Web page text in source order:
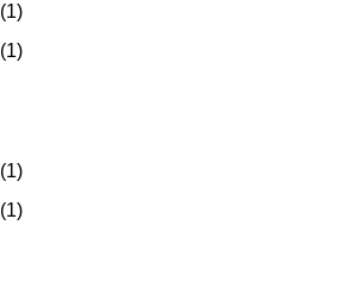
(1)
(1)
(1)
(1)